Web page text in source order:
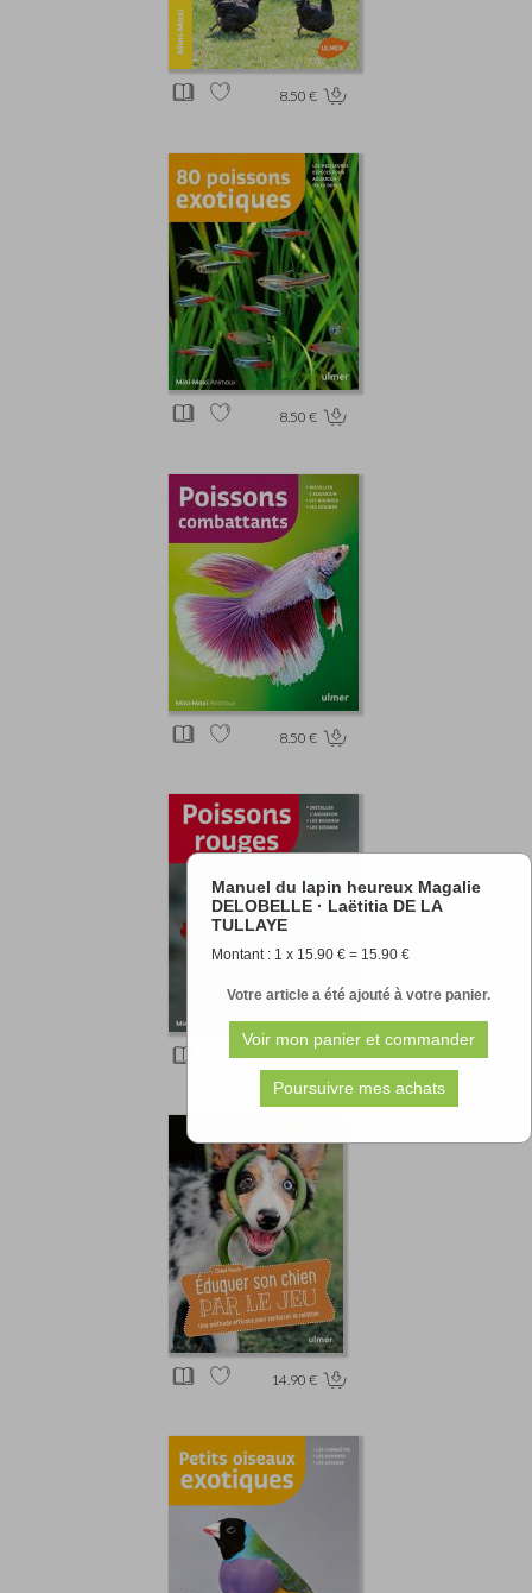
Manuel du lapin heureux Magalie
DELOBELLE · Laëtitia DE LA
TULLAYE
Montant : 1 x 15.90 € = 15.90 €
Votre article a été ajouté à votre panier.
8.50 €
8.50 €
8.50 €
7.90 €
14.90 €